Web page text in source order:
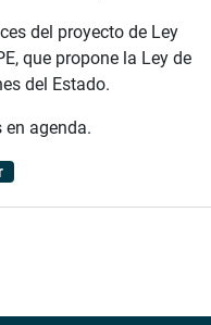
del proyecto de Ley
que propone la Ley de
del Estado.
en agenda.